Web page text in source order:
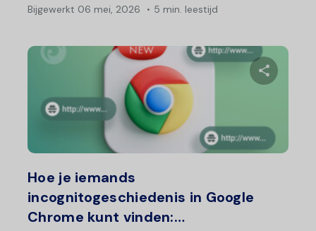
Bijgewerkt 06 mei, 2026 5 min. leestijd
Hoe je iemands
incognitogeschiedenis in Google
Chrome kunt vinden:…